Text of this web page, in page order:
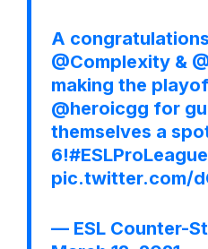
A
@Complexity &
making the
@heroicgg for
themselves a
6!#ESLProLeague
pic.twitter.com/
— ESL Counter-